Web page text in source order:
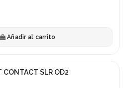
Añadir al carrito
CONTACT SLR OD2